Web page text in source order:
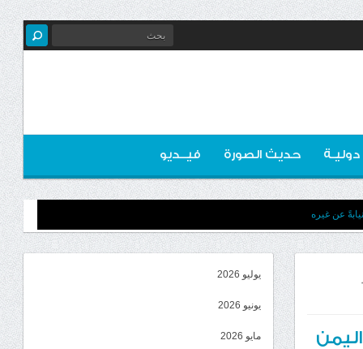
دوليـة حديث الصورة فيــديو
عن غيره
يوليو 2026
يونيو 2026
مايو 2026